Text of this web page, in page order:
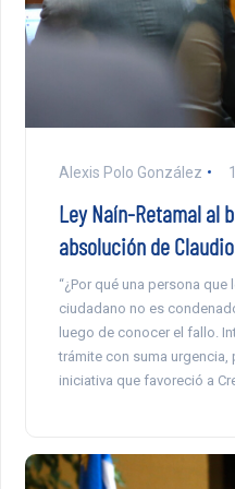
Alexis Polo González
Ley Naín-Retamal al
absolución de
“¿Por qué una persona
ciudadano no es
luego de conocer el fallo.
trámite con suma urgencia,
iniciativa que favoreció a